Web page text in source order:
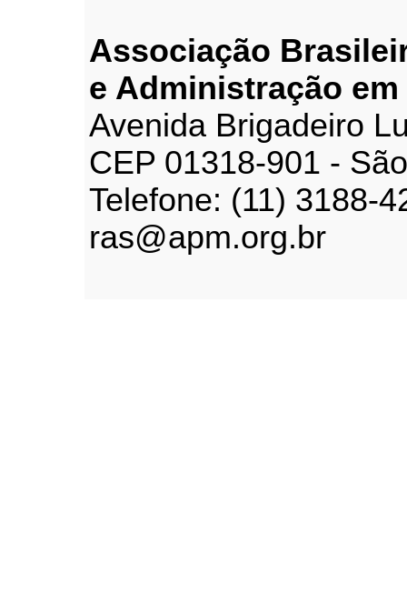
Associação
e Administração em
Avenida Brigadeiro
CEP 01318-901 -
Telefone: (11) 3188-
ras@apm.org.br